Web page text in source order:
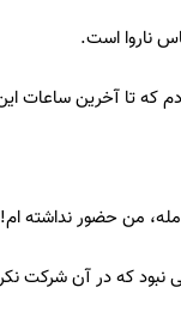
ناروا است.
که تا آخرین ساعات
من حضور نداشته
نبود که در آن شرکت